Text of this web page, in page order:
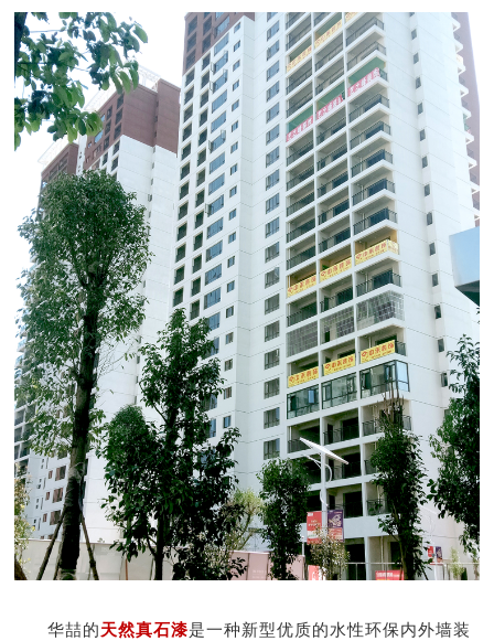
华喆的天然真石漆是一种新型优质的水性环保内外墙装